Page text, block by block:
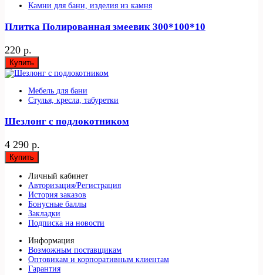
Камни для бани, изделия из камня
Плитка Полированная змеевик 300*100*10
220 р.
Купить
Мебель для бани
Стулья, кресла, табуретки
Шезлонг с подлокотником
4 290 р.
Купить
Личный кабинет
Авторизация/Регистрация
История заказов
Бонусные баллы
Закладки
Подписка на новости
Информация
Возможным поставщикам
Оптовикам и корпоративным клиентам
Гарантия